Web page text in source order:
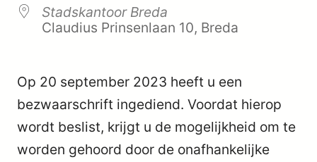
Stadskantoor Breda
Claudius Prinsenlaan 10, Breda
Op 20 september 2023 heeft u een
bezwaarschrift ingediend. Voordat hierop
wordt beslist, krijgt u de mogelijkheid om te
worden gehoord door de onafhankelijke